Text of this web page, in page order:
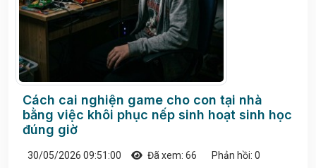
Cách cai nghiện game cho con tại nhà
bằng việc khôi phục nếp sinh hoạt sinh học
đúng giờ
30/05/2026 09:51:00 Đã xem: 66 Phản hồi: 0